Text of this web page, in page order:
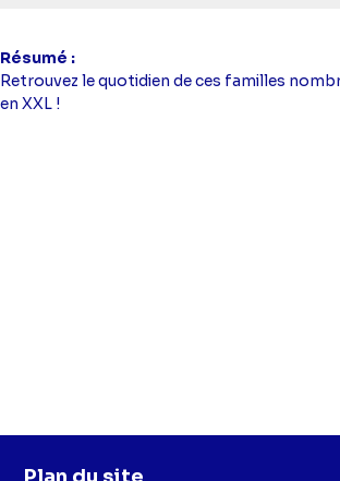
Résumé
Retrouvez le quotidien de ces familles
en XXL !